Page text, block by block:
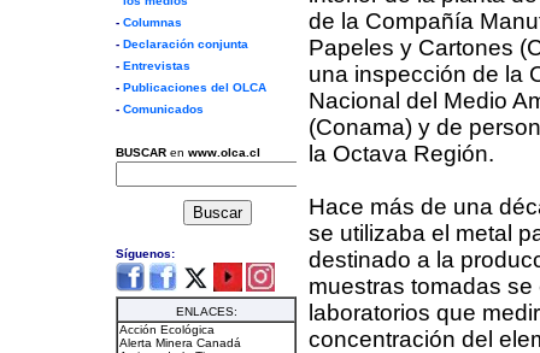
de la Compañía
Papeles y Cartones
una inspección de la
Nacional del Medio
(Conama) y de
la Octava Región.
Hace más de una
se utilizaba el metal
destinado a la
muestras tomadas
laboratorios que
concentración del